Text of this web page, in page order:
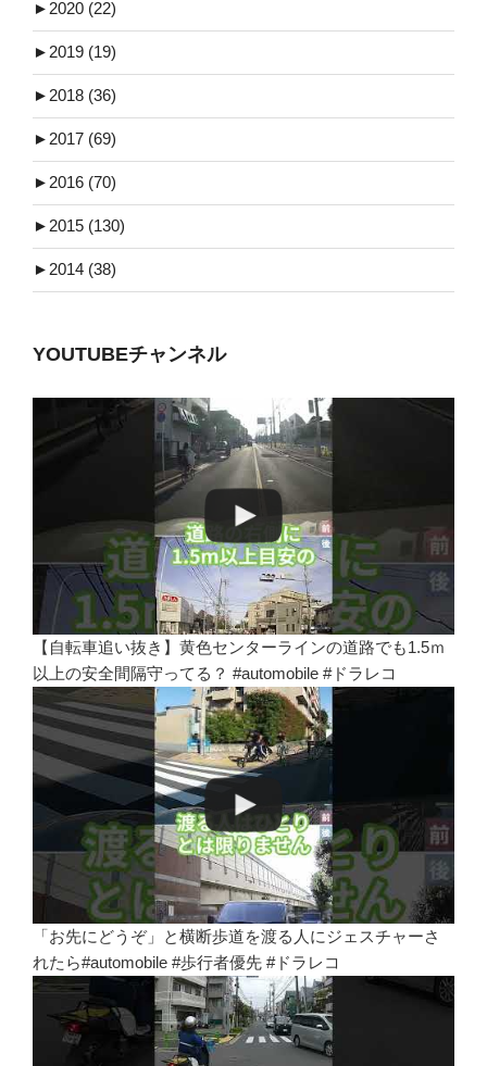
► 2020 (22)
► 2019 (19)
► 2018 (36)
► 2017 (69)
► 2016 (70)
► 2015 (130)
► 2014 (38)
YOUTUBEチャンネル
【自転車追い抜き】黄色センターラインの道路でも1.5ｍ
以上の安全間隔守ってる？ #automobile #ドラレコ
「お先にどうぞ」と横断歩道を渡る人にジェスチャーさ
れたら#automobile #歩行者優先 #ドラレコ